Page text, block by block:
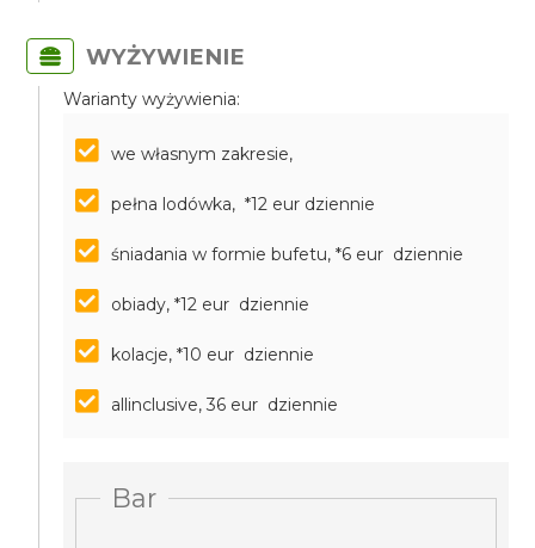
WYŻYWIENIE
Warianty wyżywienia:
we własnym zakresie,
pełna lodówka, *12 eur dziennie
śniadania w formie bufetu, *6 eur dziennie
obiady, *12 eur dziennie
kolacje, *10 eur dziennie
allinclusive, 36 eur dziennie
Bar